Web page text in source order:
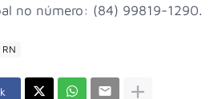
no número: (84) 99819-1290.
RN